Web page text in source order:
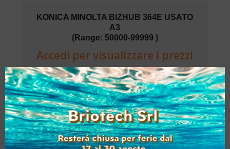
KONICA MINOLTA BIZHUB 364E USATO
A3
(Range: 50000-99999 )
Accedi per visualizzare i prezzi